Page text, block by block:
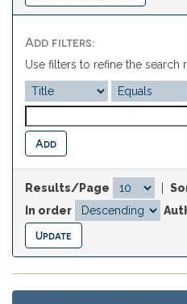
Add filters:
Use filters to refine the search
Results/Page
In order